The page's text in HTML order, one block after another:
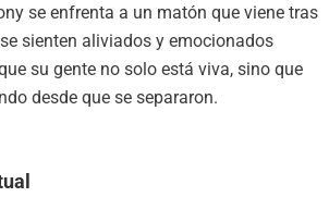
se enfrenta a un matón que viene tras
sienten aliviados y emocionados
su gente no solo está viva, sino que
desde que se separaron.